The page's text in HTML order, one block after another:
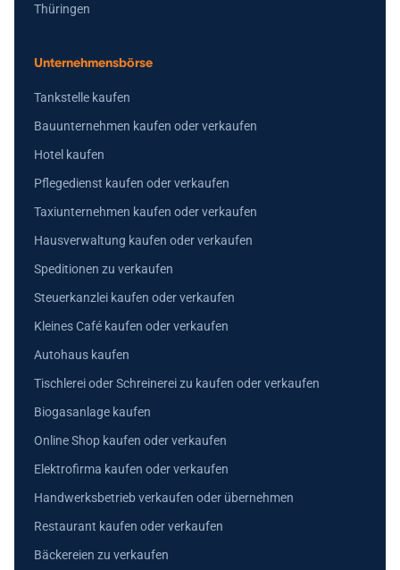
Thüringen
Unternehmensbörse
Tankstelle kaufen
Bauunternehmen kaufen oder verkaufen
Hotel kaufen
Pflegedienst kaufen oder verkaufen
Taxiunternehmen kaufen oder verkaufen
Hausverwaltung kaufen oder verkaufen
Speditionen zu verkaufen
Steuerkanzlei kaufen oder verkaufen
Kleines Café kaufen oder verkaufen
Autohaus kaufen
Tischlerei oder Schreinerei zu kaufen oder verkaufen
Biogasanlage kaufen
Online Shop kaufen oder verkaufen
Elektrofirma kaufen oder verkaufen
Handwerksbetrieb verkaufen oder übernehmen
Restaurant kaufen oder verkaufen
Bäckereien zu verkaufen